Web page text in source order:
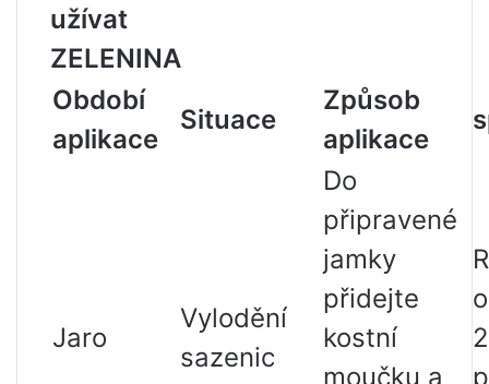
užívat
ZELENINA
Období
aplikace
Situace
Způsob
aplikace
Jaro
Vylodění
sazenic
Do
připravené
jamky
přidejte
kostní
moučku a
2